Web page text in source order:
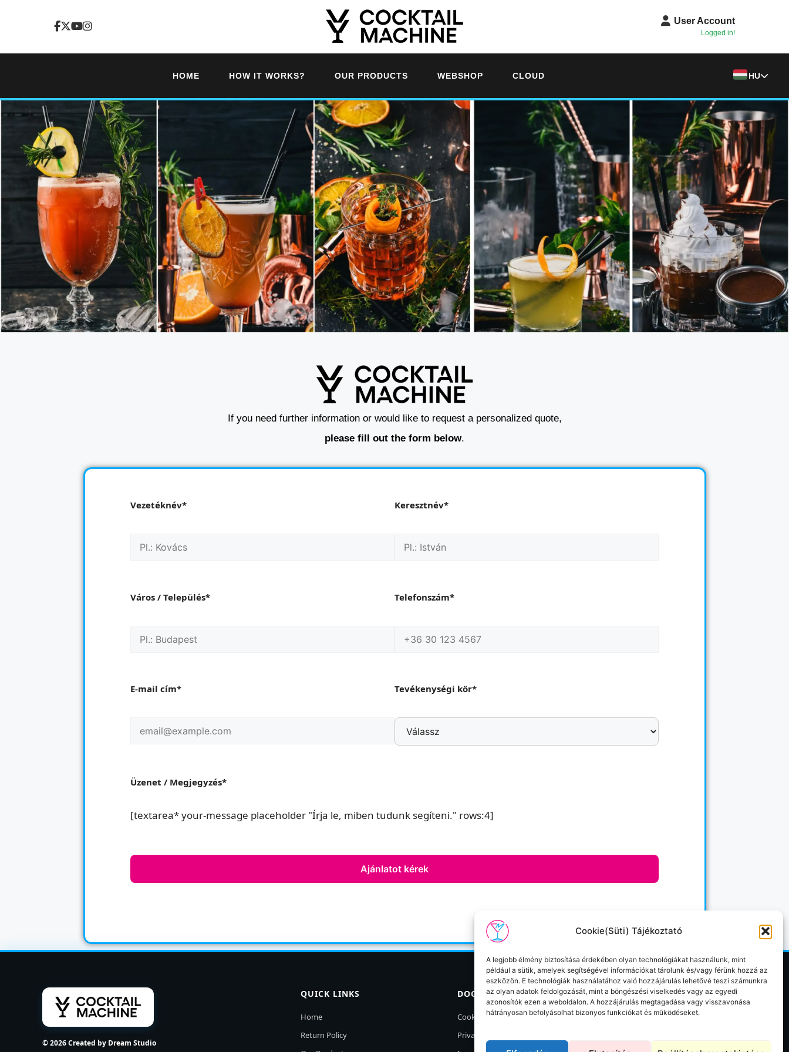
Cookie(Süti) Tájékoztató
A legjobb élmény biztosítása érdekében olyan technológiákat használunk, mint
például a sütik, amelyek segítségével információkat tárolunk és/vagy férünk hozzá az
eszközön. E technológiák használatához való hozzájárulás lehetővé teszi számunkra
az olyan adatok feldolgozását, mint a böngészési viselkedés vagy az egyedi
azonosítók ezen a weboldalon. A hozzájárulás megtagadása vagy visszavonása
hátrányosan befolyásolhat bizonyos funkciókat és működéseket.
User Account
Logged in!
HOME HOW IT WORKS? OUR PRODUCTS WEBSHOP CLOUD HU
If you need further information or would like to request a personalized quote,
please fill out the form below.
Vezetéknév* Keresztnév*
Város / Település* Telefonszám*
E-mail cím* Tevékenységi kör*
Üzenet / Megjegyzés*
[textarea* your-message placeholder "Írja le, miben tudunk segíteni." rows:4]
© 2026 Created by Dream Studio
QUICK LINKS
Home
Return Policy
DOCUMENTS
Cookie Policy
Privacy Policy
CONTACT
+36 30 124 3647